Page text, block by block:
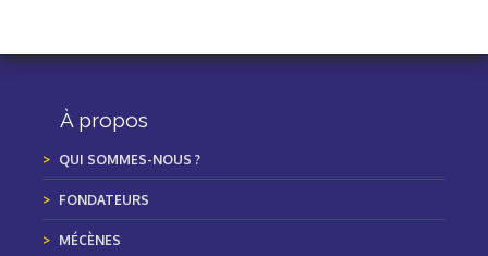
À propos
QUI SOMMES-NOUS ?
FONDATEURS
MÉCÈNES